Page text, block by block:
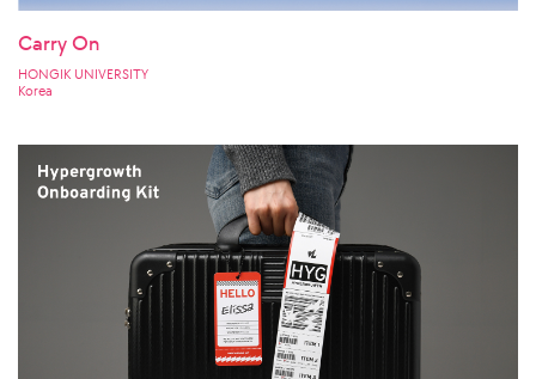
Carry On
HONGIK UNIVERSITY
Korea